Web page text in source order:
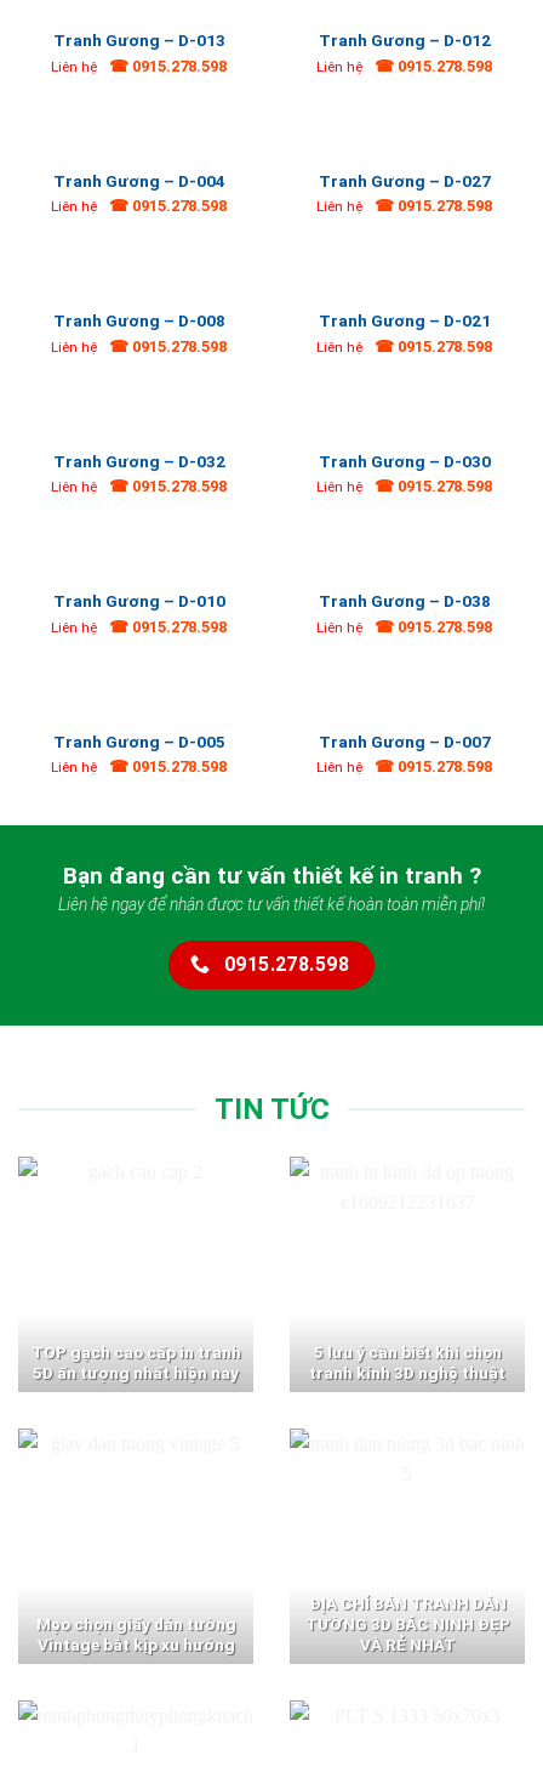
Tranh Gương – D-013
Liên hệ ☎ 0915.278.598
Tranh Gương – D-012
Liên hệ ☎ 0915.278.598
Tranh Gương – D-004
Liên hệ ☎ 0915.278.598
Tranh Gương – D-027
Liên hệ ☎ 0915.278.598
Tranh Gương – D-008
Liên hệ ☎ 0915.278.598
Tranh Gương – D-021
Liên hệ ☎ 0915.278.598
Tranh Gương – D-032
Liên hệ ☎ 0915.278.598
Tranh Gương – D-030
Liên hệ ☎ 0915.278.598
Tranh Gương – D-010
Liên hệ ☎ 0915.278.598
Tranh Gương – D-038
Liên hệ ☎ 0915.278.598
Tranh Gương – D-005
Liên hệ ☎ 0915.278.598
Tranh Gương – D-007
Liên hệ ☎ 0915.278.598
Bạn đang cần tư vấn thiết kế in tranh ?
Liên hệ ngay để nhận được tư vấn thiết kế hoàn toàn miễn phí!
0915.278.598
TIN TỨC
TOP gạch cao cấp in tranh
5D ấn tượng nhất hiện nay
5 lưu ý cần biết khi chọn
tranh kính 3D nghệ thuật
Mẹo chọn giấy dán tường
Vintage bắt kịp xu hướng
ĐỊA CHỈ BÁN TRANH DÁN
TƯỜNG 3D BẮC NINH ĐẸP
VÀ RẺ NHẤT